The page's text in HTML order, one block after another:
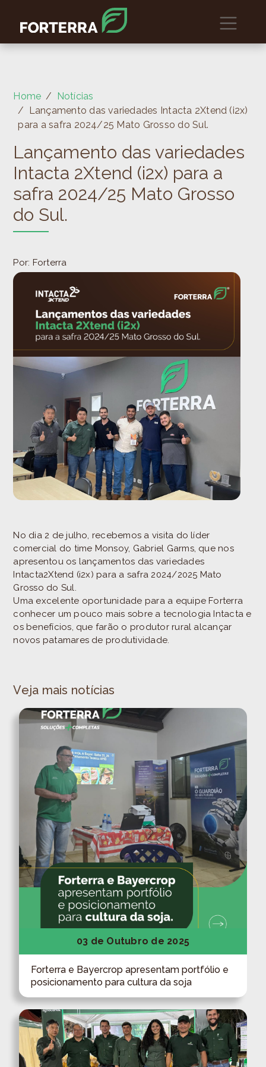
Home
Notícias
Lançamento das variedades Intacta 2Xtend (i2x)
para a safra 2024/25 Mato Grosso do Sul.
Lançamento das variedades
Intacta 2Xtend (i2x) para a
safra 2024/25 Mato Grosso
do Sul.
Por: Forterra
No dia 2 de julho, recebemos a visita do líder
comercial do time Monsoy, Gabriel Garms, que nos
apresentou os lançamentos das variedades
Intacta2Xtend (i2x) para a safra 2024/2025 Mato
Grosso do Sul.
Uma excelente oportunidade para a equipe Forterra
conhecer um pouco mais sobre a tecnologia Intacta e
os benefícios, que farão o produtor rural alcançar
novos patamares de produtividade.
Veja mais notícias
03 de Outubro de 2025
Forterra e Bayercrop apresentam portfólio e
posicionamento para cultura da soja